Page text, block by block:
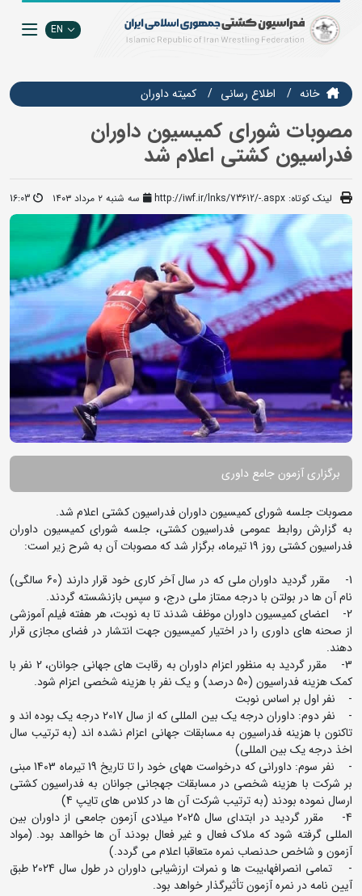
EN
خانه اطلاع رسانی کمیته داوران
مصوبات شورای کمیسیون داوران
فدراسیون کشتی اعلام شد
لینک کوتاه: http://iwf.ir/lnks/73612/-.aspx سه شنبه ۲ مرداد ۱۴۰۳ 16:03
برگزاری آزمون جامع داوری
مصوبات جلسه شورای کمیسیون داوران فدراسیون کشتی اعلام شد.
به گزارش روابط عمومی فدراسیون کشتی، جلسه شورای کمیسیون داوران
فدراسیون کشتی روز 19 تیرماه، برگزار شد که مصوبات آن به شرح زیر است:
1- مقرر گردید داوران ملی که در سال آخر کاری خود قرار دارند (60 سالگی)
نام آن ها در بولتن با درجه ممتاز ملی درج، و سپس بازنشسته گردند.
2- اعضای کمیسیون داوران موظف شدند تا به نوبت، هر هفته فیلم آموزشی
از صحنه های داوری را در اختیار کمیسیون جهت انتشار در فضای مجازی قرار
دهند.
3- مقرر گردید به منظور اعزام داوران به رقابت های جهانی جوانان، 2 نفر با
کمک هزینه فدراسیون (50 درصد) و یک نفر با هزینه شخصی اعزام شود.
- نفر اول بر اساس نوبت
- نفر دوم: داوران درجه یک بین المللی که از سال 2017 درجه یک بوده اند و
تاکنون با هزینه فدراسیون به مسابقات جهانی اعزام نشده اند (به ترتیب سال
اخذ درجه یک بین المللی)
- نفر سوم: داورانی که درخواست ههای خود را تا تاریخ 19 تیرماه 1403 مبنی
بر شرکت با هزینه شخصی در مسابقات جهجانی جوانان به فدراسیون کشتی
ارسال نموده بودند (به ترتیب شرکت آن ها در کلاس های تایپ 4)
4- مقرر گردید در ابتدای سال 2025 میلادی آزمون جامعی از داوران بین
المللی گرفته شود که ملاک فعال و غیر فعال بودند آن ها خوااهد بود. (مواد
آزمون و شاخص حدنصاب نمره متعاقبا اعلام می گردد.)
- تمامی انصرافها،یبت ها و نمرات ارزشیابی داوران در طول سال 2024 طبق
آیین نامه در نمره آزمون تأثیرگذار خواهد بود.